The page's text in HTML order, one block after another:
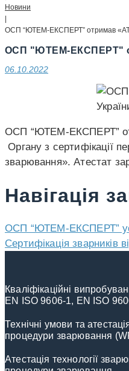
Новини
ОСП “ЮТЕМ-ЕКСПЕРТ” отримав
ОСП "ЮТЕМ-ЕКСПЕРТ"
06.10.2022
ОСП “ЮТЕМ-ЕКСПЕРТ”
Органу з сертифікації
зварювання». Атестат
Навігація
ОСП “ЮТЕМ-ЕКСПЕРТ”
Сертифікація зварників
Кваліфікаційні
EN ISO 9606-1, EN ISO
Технічні умови та
процедури зварювання
Атестація технології